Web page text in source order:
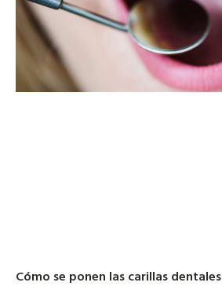
Cómo se ponen las carillas dentales